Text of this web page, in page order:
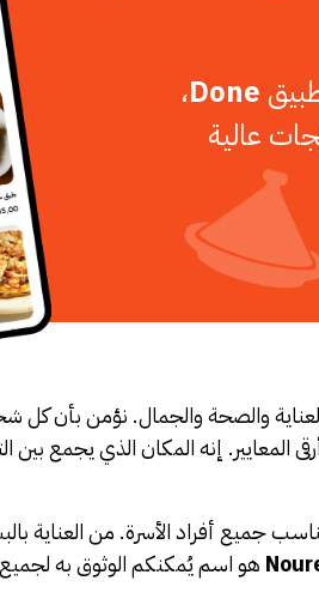
Done،
عالية
والصحة والجمال. نؤمن بأن
إنه المكان الذي يجمع بين
جميع أفراد الأسرة. من العناية
هو اسم يُمكنكم الوثوق به